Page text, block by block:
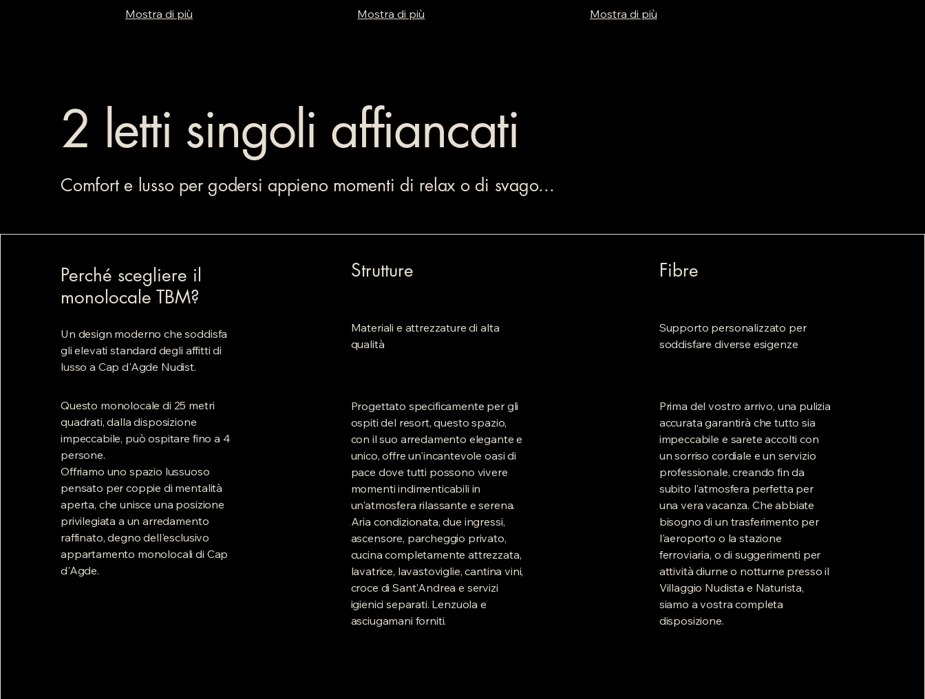
perfect way to strike up a conversation.
Mostra di più
4 people for an uncompromising
Mostra di più
d'Agde to the fullest and most intensely
Mostra di più
2 letti singoli affiancati
Comfort e lusso per godersi appieno momenti di relax o di svago...
Perché scegliere il
monolocale TBM?
Un design moderno che soddisfa
gli elevati standard degli affitti di
lusso a Cap d'Agde Nudist.
Questo monolocale di 25 metri
quadrati, dalla disposizione
impeccabile, può ospitare fino a 4
persone.
Offriamo uno spazio lussuoso
pensato per coppie di mentalità
aperta, che unisce una posizione
privilegiata a un arredamento
raffinato, degno dell'esclusivo
appartamento monolocali di Cap
d'Agde.
Strutture
Materiali e attrezzature di alta
qualità
Progettato specificamente per gli
ospiti del resort, questo spazio,
con il suo arredamento elegante e
unico, offre un'incantevole oasi di
pace dove tutti possono vivere
momenti indimenticabili in
un'atmosfera rilassante e serena.
Aria condizionata, due ingressi,
ascensore, parcheggio privato,
cucina completamente attrezzata,
lavatrice, lavastoviglie, cantina vini,
croce di Sant'Andrea e servizi
igienici separati. Lenzuola e
asciugamani forniti.
Fibre
Supporto personalizzato per
soddisfare diverse esigenze
Prima del vostro arrivo, una pulizia
accurata garantirà che tutto sia
impeccabile e sarete accolti con
un sorriso cordiale e un servizio
professionale, creando fin da
subito l'atmosfera perfetta per
una vera vacanza. Che abbiate
bisogno di un trasferimento per
l'aeroporto o la stazione
ferroviaria, o di suggerimenti per
attività diurne o notturne presso il
Villaggio Nudista e Naturista,
siamo a vostra completa
disposizione.